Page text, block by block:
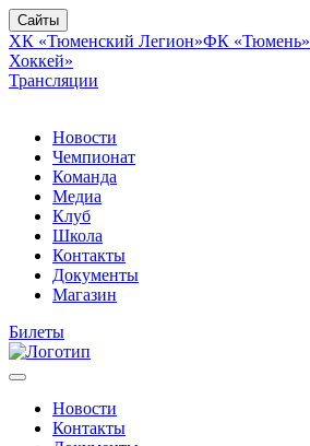
Сайты
ХК «Тюменский Легион»ФК «Тюмень»
Хоккей»
Трансляции
Новости
Чемпионат
Команда
Медиа
Клуб
Школа
Контакты
Документы
Магазин
Билеты
Новости
Контакты